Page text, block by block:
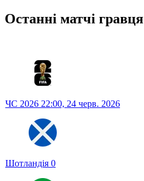
Останні матчі гравця
ЧС 2026 22:00, 24 черв. 2026
Шотландія 0